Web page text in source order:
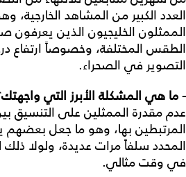
العدد الكبير من المشاهد الخارجية،
الممثلون الخليجيون الذين يعرفون
الطقس المختلفة، وخصوصاً ارتفاع
التصوير في الصحراء.
- ما هي المشكلة الأبرز التي
عدم مقدرة الممثلين على التنسيق
المرتبطين بها، وهو ما جعل بعضهم
المحدد سلفاً مرات عديدة، ولولا ذلك
في وقت مثالي.